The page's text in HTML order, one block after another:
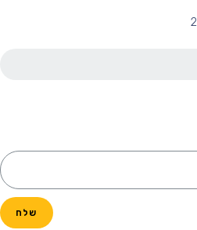
שלח